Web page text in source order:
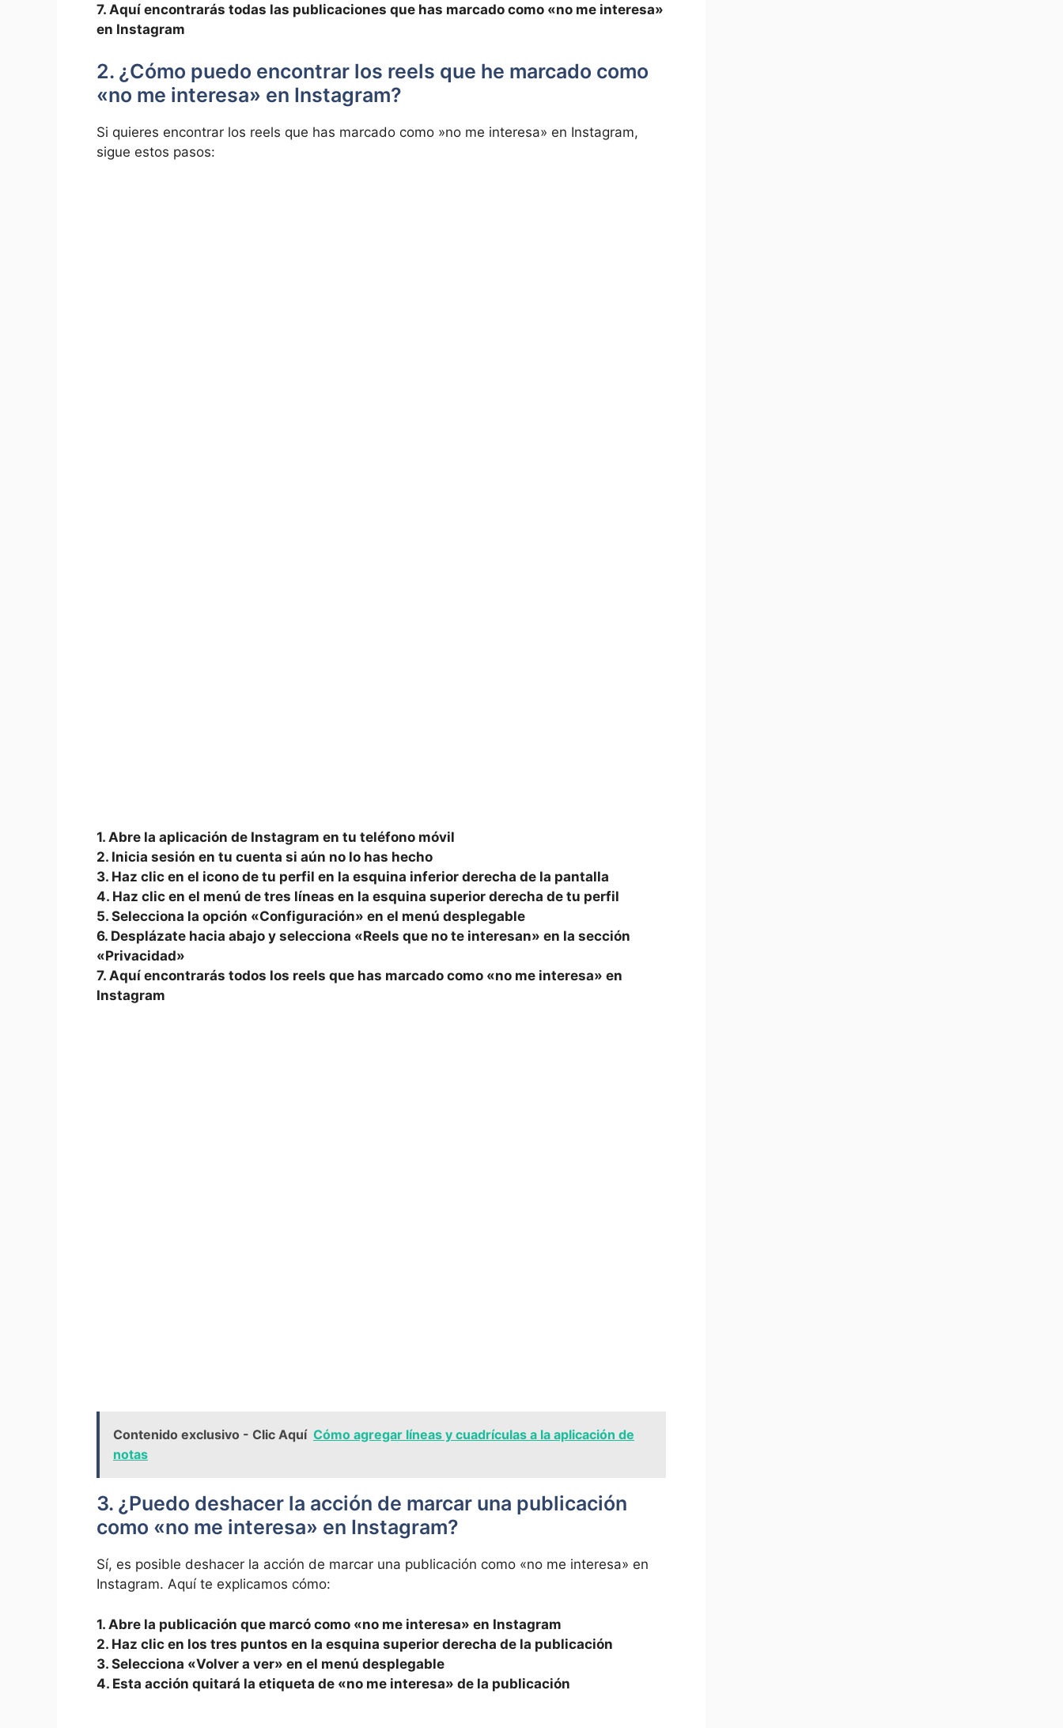
7. Aquí encontrarás todas las publicaciones que has marcado como «no me interesa»
en Instagram
2. ¿Cómo puedo encontrar los reels que he⁢ marcado como
«no me interesa» en Instagram?
Si quieres​ encontrar‌ los reels que has marcado como ​»no me interesa» ​en Instagram,
sigue estos pasos:
1. ​Abre‌ la aplicación de Instagram en tu teléfono móvil
2. Inicia ‌sesión ⁣en tu cuenta si aún no lo has hecho
3. Haz ​clic en el ⁢icono de⁢ tu perfil en la esquina inferior‍ derecha de la pantalla
4. Haz clic‌ en⁢ el menú‌ de tres líneas en la esquina superior⁣ derecha de tu perfil
5. Selecciona la opción «Configuración» en el menú desplegable
6. Desplázate hacia ‍abajo y⁣ selecciona «Reels ‌que no te interesan» ‌en la sección
«Privacidad»
7. Aquí encontrarás todos los reels que has marcado ‍como «no me ⁣interesa» en
Instagram
Contenido exclusivo - Clic Aquí Cómo agregar líneas y cuadrículas a la aplicación de
notas
3. ¿Puedo deshacer la acción⁤ de marcar una publicación
como «no me interesa» en Instagram?
Sí, es posible⁤ deshacer la acción de marcar una publicación como «no me interesa» en
‌Instagram. ⁣Aquí te explicamos cómo:
1. ⁢Abre la publicación que marcó ‍como‍ «no me ⁤interesa» en Instagram
2. Haz clic​ en los tres‍ puntos en la esquina superior derecha de ⁣la publicación
3. Selecciona «Volver a ver» en el menú desplegable
4.⁤ Esta acción⁣ quitará la etiqueta de «no me interesa» de la publicación